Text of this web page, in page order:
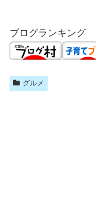
ブログランキング
グルメ